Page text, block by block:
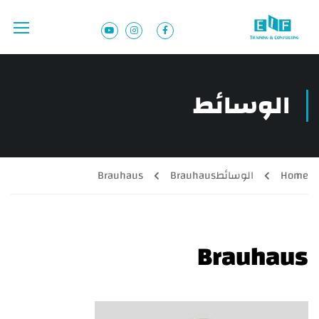
الوسائط
Home الوسائطBrauhaus
Brauhaus
Brauhaus